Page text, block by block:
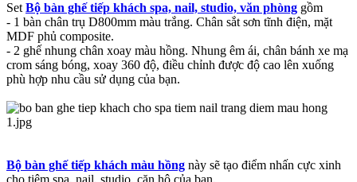
Set Bộ bàn ghế tiếp khách spa, nail, studio, văn phòng gồm
- 1 bàn chân trụ D800mm màu trắng. Chân sắt sơn tĩnh điện, mặt
MDF phủ composite.
- 2 ghế nhung chân xoay màu hồng. Nhung êm ái, chân bánh xe mạ
crom sáng bóng, xoay 360 độ, điều chỉnh được độ cao lên xuống
phù hợp nhu cầu sử dụng của bạn.
Bộ bàn ghế tiếp khách màu hồng này sẽ tạo điểm nhấn cực xinh
cho tiệm spa, nail, studio, căn hộ của bạn.